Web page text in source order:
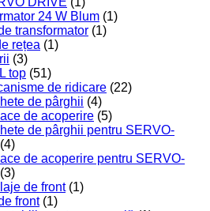
24 W Blum (1)
transformator (1)
rețea (1)
(3)
top (51)
de ridicare (22)
de pârghii (4)
de acoperire (5)
de pârghii pentru SERVO-
(4)
de acoperire pentru SERVO-
(3)
de front (1)
front (1)